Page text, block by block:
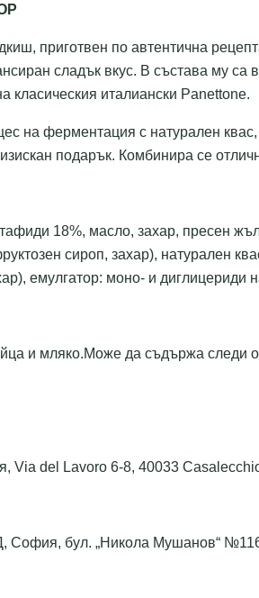
приготвен по автентична
сладък вкус. В състава му
класическия италиански Panettone.
на ферментация с натурален
подарък. Комбинира се
18%, масло, захар, пресен
сироп, захар), натурален
емулгатор: моно- и
и мляко.Може да съдържа следи
Via del Lavoro 6-8, 40033
София, бул. „Никола Мушанов“